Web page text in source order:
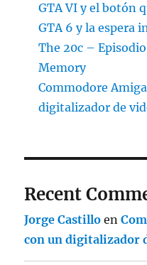
GTA VI y el botón
GTA 6 y la espera
The 20c –
Memory
Commodore
digitalizador de
Recent
Jorge Castillo en
con un digitalizador